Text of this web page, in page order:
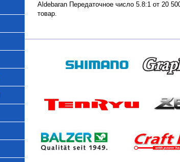
Aldebaran Передаточное число 5.8:1 от 20
товар.